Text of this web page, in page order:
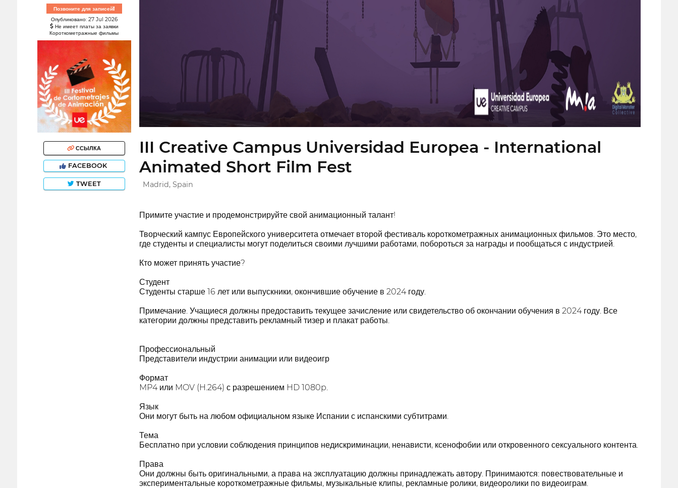
Позвоните для записей!
Опубликовано: 27 Jul 2026
Не имеет платы за заявки
Короткометражные фильмы
ССЫЛКА
FACEBOOK
TWEET
III Creative Campus Universidad Europea - International
Animated Short Film Fest
Madrid, Spain
Примите участие и продемонстрируйте свой анимационный талант!
Творческий кампус Европейского университета отмечает второй фестиваль короткометражных анимационных фильмов. Это место,
где студенты и специалисты могут поделиться своими лучшими работами, побороться за награды и пообщаться с индустрией.
Кто может принять участие?
Студент
Студенты старше 16 лет или выпускники, окончившие обучение в 2024 году.
Примечание. Учащиеся должны предоставить текущее зачисление или свидетельство об окончании обучения в 2024 году. Все
категории должны представить рекламный тизер и плакат работы.
Профессиональный
Представители индустрии анимации или видеоигр
Формат
MP4 или MOV (H.264) с разрешением HD 1080p.
Язык
Они могут быть на любом официальном языке Испании с испанскими субтитрами.
Тема
Бесплатно при условии соблюдения принципов недискриминации, ненависти, ксенофобии или откровенного сексуального контента.
Права
Они должны быть оригинальными, а права на эксплуатацию должны принадлежать автору. Принимаются: повествовательные и
экспериментальные короткометражные фильмы, музыкальные клипы, рекламные ролики, видеоролики по видеоиграм.